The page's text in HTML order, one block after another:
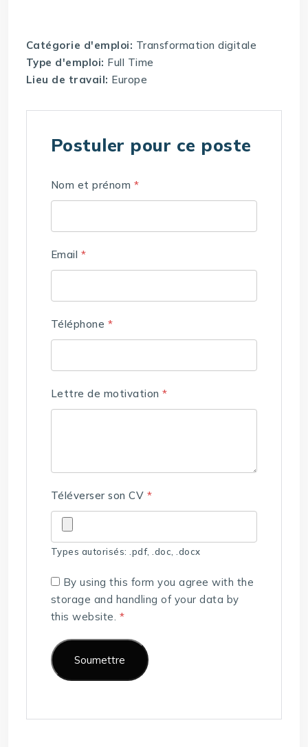
Catégorie d'emploi: Transformation digitale
Type d'emploi: Full Time
Lieu de travail: Europe
Postuler pour ce poste
Nom et prénom *
Email *
Téléphone *
Lettre de motivation*
Téléverser son CV *
Types autorisés: .pdf, .doc, .docx
By using this form you agree with the
storage and handling of your data by
this website. *